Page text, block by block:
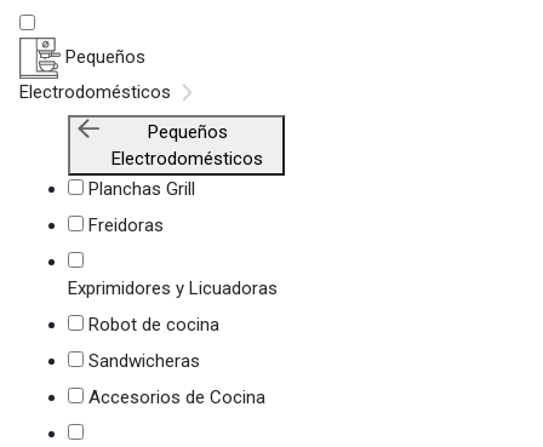
Pequeños
Electrodomésticos
Pequeños
Electrodomésticos
Planchas Grill
Freidoras
Exprimidores y Licuadoras
Robot de cocina
Sandwicheras
Accesorios de Cocina